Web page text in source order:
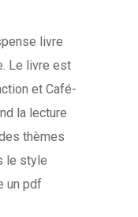
livre
Le livre est
et Café-
la lecture
thèmes
le style
un pdf